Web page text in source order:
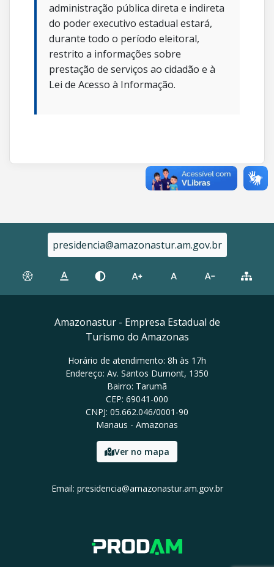
administração pública direta e indireta
do poder executivo estadual estará,
durante todo o período eleitoral,
restrito a informações sobre
prestação de serviços ao cidadão e à
Lei de Acesso à Informação.
presidencia@amazonastur.am.gov.br
Amazonastur - Empresa Estadual de
Turismo do Amazonas
Horário de atendimento: 8h às 17h
Endereço: Av. Santos Dumont, 1350
Bairro: Tarumã
CEP: 69041-000
CNPJ: 05.662.046/0001-90
Manaus - Amazonas
Ver no mapa
Email: presidencia@amazonastur.am.gov.br